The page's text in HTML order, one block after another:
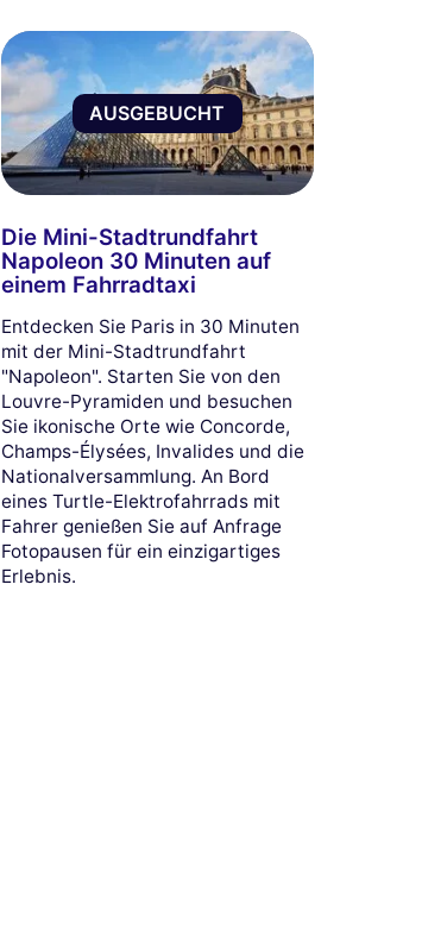
AUSGEBUCHT
Die Mini-Stadtrundfahrt
Napoleon 30 Minuten auf
einem Fahrradtaxi
Entdecken Sie Paris in 30 Minuten
mit der Mini-Stadtrundfahrt
"Napoleon". Starten Sie von den
Louvre-Pyramiden und besuchen
Sie ikonische Orte wie Concorde,
Champs-Élysées, Invalides und die
Nationalversammlung. An Bord
eines Turtle-Elektrofahrrads mit
Fahrer genießen Sie auf Anfrage
Fotopausen für ein einzigartiges
Erlebnis.